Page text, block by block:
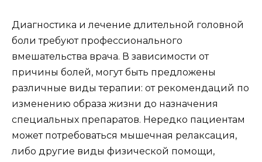
Диагностика и лечение длительной головной
боли требуют профессионального
вмешательства врача. В зависимости от
причины болей, могут быть предложены
различные виды терапии: от рекомендаций по
изменению образа жизни до назначения
специальных препаратов. Нередко пациентам
может потребоваться мышечная релаксация,
либо другие виды физической помощи,